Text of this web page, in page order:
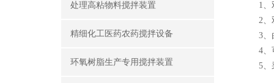
处理高粘物料搅拌装置
精细化工医药农药搅拌设备
环氧树脂生产专用搅拌装置
1、双
2、双
3、由
4、可
5、采